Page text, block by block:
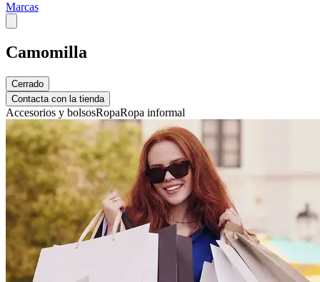
Marcas
Camomilla
Cerrado
Contacta con la tienda
Accesorios y bolsosRopaRopa informal